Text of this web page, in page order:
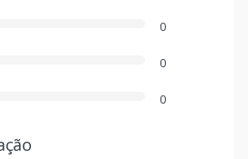
0
0
0